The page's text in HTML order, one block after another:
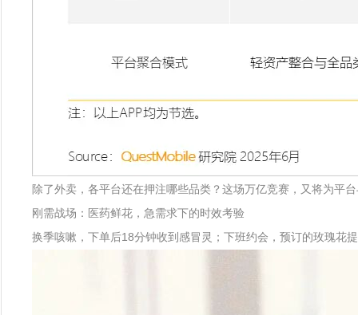
除了外卖，各平台还在押注哪些品类？这场万亿竞赛，又将为平
刚需战场：医药鲜花，急需求下的时效考验
换季咳嗽，下单后18分钟收到感冒灵；下班约会，预订的玫瑰花